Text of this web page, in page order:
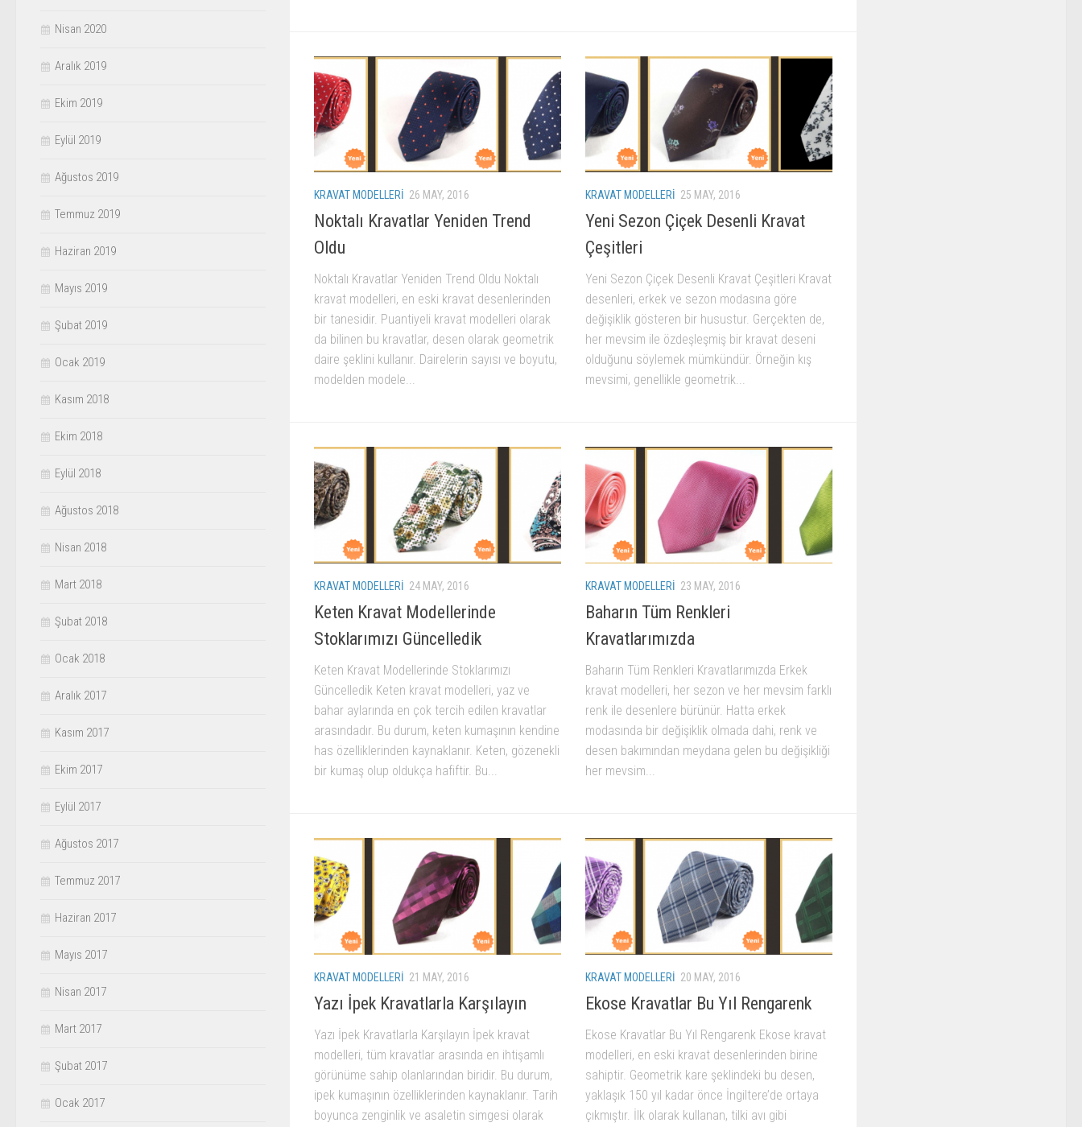
KRAVAT MODELLERI 26 MAY, 2016
Noktalı Kravatlar Yeniden Trend
Oldu
Noktalı Kravatlar Yeniden Trend Oldu Noktalı
kravat modelleri, en eski kravat desenlerinden
bir tanesidir. Puantiyeli kravat modelleri olarak
da bilinen bu kravatlar, desen olarak geometrik
daire şeklini kullanır. Dairelerin sayısı ve boyutu,
modelden modele...
KRAVAT MODELLERI 25 MAY, 2016
Yeni Sezon Çiçek Desenli Kravat
Çeşitleri
Yeni Sezon Çiçek Desenli Kravat Çeşitleri Kravat
desenleri, erkek ve sezon modasına göre
değişiklik gösteren bir husustur. Gerçekten de,
her mevsim ile özdeşleşmiş bir kravat deseni
olduğunu söylemek mümkündür. Örneğin kış
mevsimi, genellikle geometrik...
KRAVAT MODELLERI 24 MAY, 2016
Keten Kravat Modellerinde
Stoklarımızı Güncelledik
Keten Kravat Modellerinde Stoklarımızı
Güncelledik Keten kravat modelleri, yaz ve
bahar aylarında en çok tercih edilen kravatlar
arasındadır. Bu durum, keten kumaşının kendine
has özelliklerinden kaynaklanır. Keten, gözenekli
bir kumaş olup oldukça hafiftir. Bu...
KRAVAT MODELLERI 23 MAY, 2016
Baharın Tüm Renkleri
Kravatlarımızda
Baharın Tüm Renkleri Kravatlarımızda Erkek
kravat modelleri, her sezon ve her mevsim farklı
renk ile desenlere bürünür. Hatta erkek
modasında bir değişiklik olmada dahi, renk ve
desen bakımından meydana gelen bu değişikliği
her mevsim...
KRAVAT MODELLERI 21 MAY, 2016
Yazı İpek Kravatlarla Karşılayın
Yazı İpek Kravatlarla Karşılayın İpek kravat
modelleri, tüm kravatlar arasında en ihtişamlı
görünüme sahip olanlarından biridir. Bu durum,
ipek kumaşının özelliklerinden kaynaklanır. Tarih
boyunca zenginlik ve asaletin simgesi olarak
KRAVAT MODELLERI 20 MAY, 2016
Ekose Kravatlar Bu Yıl Rengarenk
Ekose Kravatlar Bu Yıl Rengarenk Ekose kravat
modelleri, en eski kravat desenlerinden birine
sahiptir. Geometrik kare şeklindeki bu desen,
yaklaşık 150 yıl kadar önce İngiltere’de ortaya
çıkmıştır. İlk olarak kullanan, tilki avı gibi
Nisan 2020
Aralık 2019
Ekim 2019
Eylül 2019
Ağustos 2019
Temmuz 2019
Haziran 2019
Mayıs 2019
Şubat 2019
Ocak 2019
Kasım 2018
Ekim 2018
Eylül 2018
Ağustos 2018
Nisan 2018
Mart 2018
Şubat 2018
Ocak 2018
Aralık 2017
Kasım 2017
Ekim 2017
Eylül 2017
Ağustos 2017
Temmuz 2017
Haziran 2017
Mayıs 2017
Nisan 2017
Mart 2017
Şubat 2017
Ocak 2017